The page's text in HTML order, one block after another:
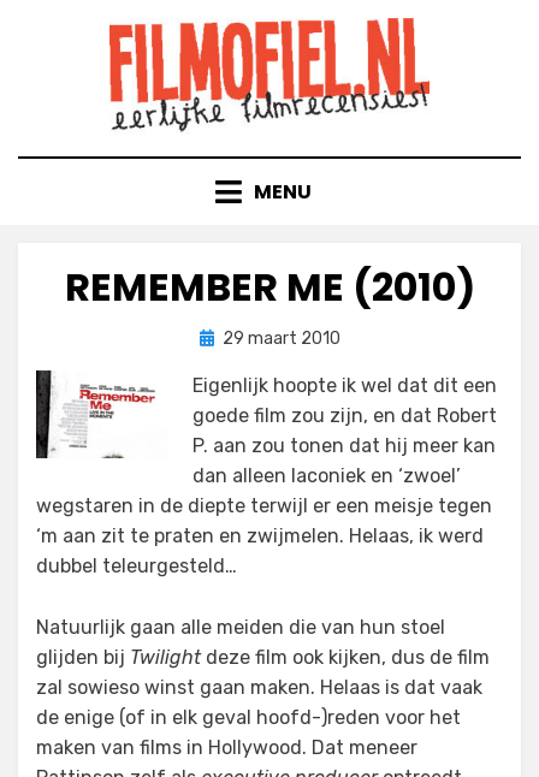
MENU
REMEMBER ME (2010)
doorFilmofiel.nl
Geplaatst
29 maart 2010
Eigenlijk hoopte ik wel dat dit een
goede film zou zijn, en dat Robert
P. aan zou tonen dat hij meer kan
dan alleen laconiek en ‘zwoel’
wegstaren in de diepte terwijl er een meisje tegen
‘m aan zit te praten en zwijmelen. Helaas, ik werd
dubbel teleurgesteld…
Natuurlijk gaan alle meiden die van hun stoel
glijden bij Twilightdeze film ook kijken, dus de film
zal sowieso winst gaan maken. Helaas is dat vaak
de enige (of in elk geval hoofd-)reden voor het
maken van films in Hollywood. Dat meneer